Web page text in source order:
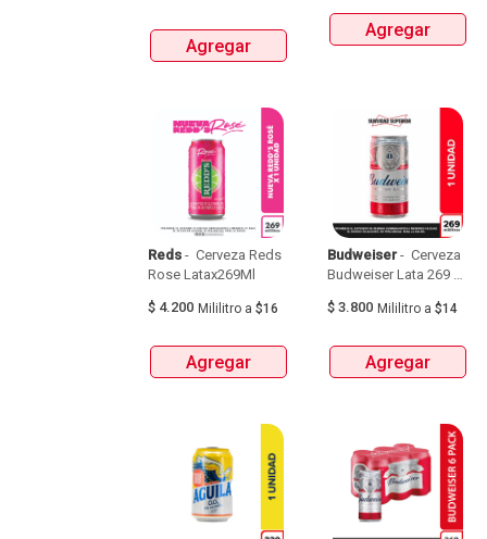
Agregar
Agregar
Reds - Cerveza Reds
$ 4.200 Mililitroa $16
Agregar
Budweiser - Cerveza
Budweiser Lata 269
$ 3.800 Mililitroa $14
Agregar